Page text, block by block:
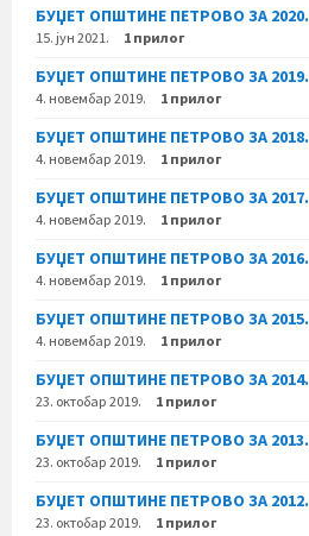
БУЏЕТ ОПШТИНЕ ПЕТРОВО ЗА
15. јун 2021. 1 прилог
БУЏЕТ ОПШТИНЕ ПЕТРОВО ЗА
4. новембар 2019. 1 прилог
БУЏЕТ ОПШТИНЕ ПЕТРОВО ЗА
4. новембар 2019. 1 прилог
БУЏЕТ ОПШТИНЕ ПЕТРОВО ЗА
4. новембар 2019. 1 прилог
БУЏЕТ ОПШТИНЕ ПЕТРОВО ЗА
4. новембар 2019. 1 прилог
БУЏЕТ ОПШТИНЕ ПЕТРОВО ЗА
4. новембар 2019. 1 прилог
БУЏЕТ ОПШТИНЕ ПЕТРОВО ЗА
23. октобар 2019. 1 прилог
БУЏЕТ ОПШТИНЕ ПЕТРОВО ЗА
23. октобар 2019. 1 прилог
БУЏЕТ ОПШТИНЕ ПЕТРОВО ЗА
23. октобар 2019. 1 прилог